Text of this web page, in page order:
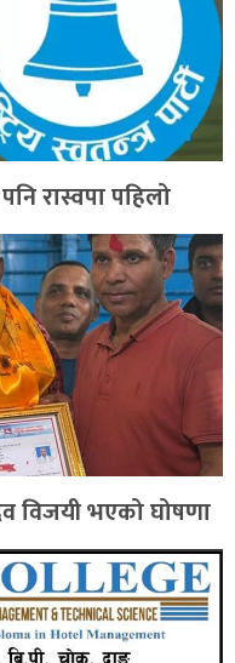
रास्वपा पहिलो
विजयी भएको घोषणा